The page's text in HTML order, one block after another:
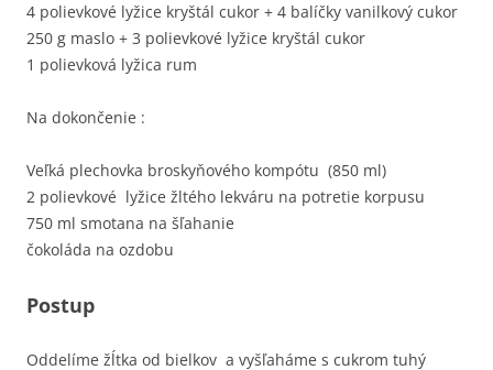
4 polievkové lyžice kryštál cukor + 4 balíčky vanilkový cukor
250 g maslo + 3 polievkové lyžice kryštál cukor
1 polievková lyžica rum
Na dokončenie :
Veľká plechovka broskyňového kompótu (850 ml)
2 polievkové lyžice žltého lekváru na potretie korpusu
750 ml smotana na šľahanie
čokoláda na ozdobu
Postup
Oddelíme žĺtka od bielkov a vyšľaháme s cukrom tuhý